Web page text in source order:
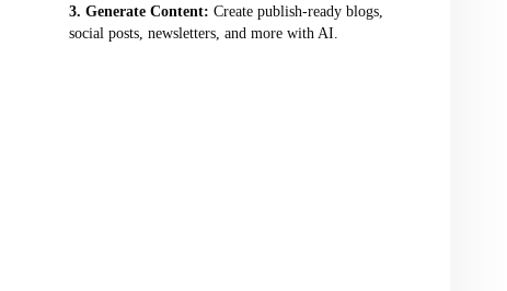
Generate Content: Create publish-ready blogs,
social posts, newsletters, and more with AI.